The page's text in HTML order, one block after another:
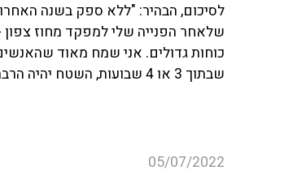
לסיכום, הבהיר: "ללא ספק בשנה
שלאחר הפנייה שלי למפקד מחוז
כוחות גדולים. אני שמח מאוד
שבתוך 3 או 4 שבועות, השטח יהיה הרבה יותר שקט ובטוח ונחזיר את הטבע למשפחות".
05/07/2022